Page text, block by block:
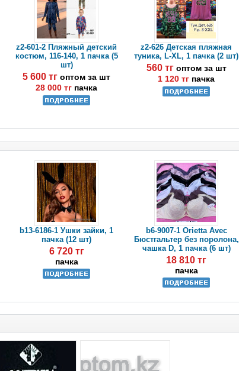
z2-601-2 Пляжный детский
костюм, 116-140, 1 пачка (5
шт)
5 600 тгоптом за шт
28 000 тг пачка
z2-626 Детская пляжная
туника, L-XL, 1 пачка (2 шт)
560 тг оптом за шт
1 120 тг пачка
b13-6186-1 Ушки зайки, 1
пачка (12 шт)
6 720 тг
пачка
b6-9007-1 Orietta Avec
Бюстгальтер без поролона,
чашка D, 1 пачка (6 шт)
18 810 тг
пачка